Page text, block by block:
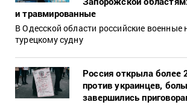
и травмированные
В Одесской области российские военные
турецкому судну
Россия открыла более
против украинцев,
завершились